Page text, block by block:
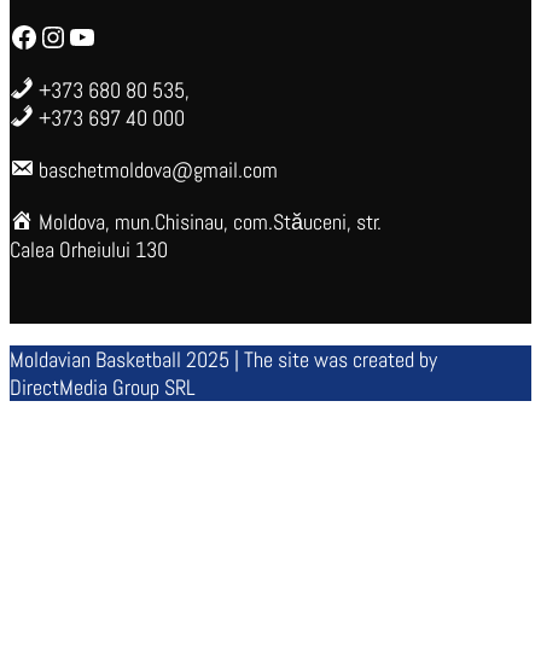
Facebook Instagram YouTube
+373 680 80 535,
+373 697 40 000
baschetmoldova@gmail.com
Moldova, mun.Chisinau, com.Stăuceni, str.
Calea Orheiului 130
Moldavian Basketball 2025 | The site was created by
DirectMedia Group SRL